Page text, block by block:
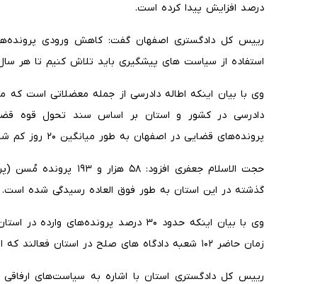
درصد افزایش پیدا کرده است.
رییس کل دادگستری اصفهان گفت: کاهش ورودی
استفاده از سیاست های پیشگیری باید تلاش کنیم تا هر
وی با بیان اینکه اطاله دادرسی از جمله معضلاتی است که
دادرسی در کشور و استان بر اساس سند تحول قوه
پرونده‌های قضایی در اصفهان به طور میانگین ۲۰ روز کم شده است.
حجت الاسلام جعفری
گذشته در این استان به طور فوق العاده رسیدگی شده است.
وی با بیان اینکه حدود ۳۰ درصد
زمان حاضر ۱۰۲ شعبه دادگاه های صلح در استان فعالند که از این تعداد ۷۱ شعبه دارای قاضی ثابت است.
رییس کل دادگستری استان با اشاره به سیاست‌های